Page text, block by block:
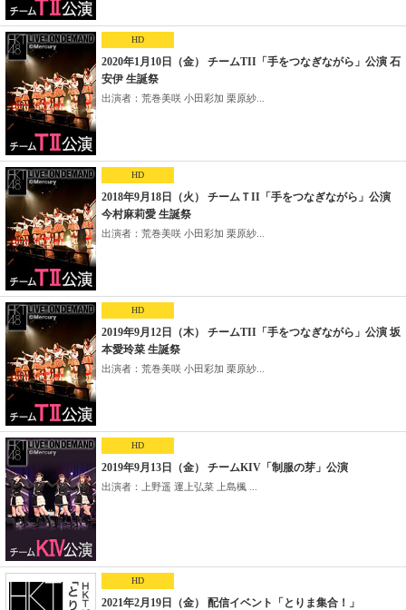
HD
2020年1月10日（金） チームTII「手をつなぎながら」公演 石
安伊 生誕祭
出演者：荒巻美咲 小田彩加 栗原紗...
HD
2018年9月18日（火） チームＴII「手をつなぎながら」公演
今村麻莉愛 生誕祭
出演者：荒巻美咲 小田彩加 栗原紗...
HD
2019年9月12日（木） チームTII「手をつなぎながら」公演 坂
本愛玲菜 生誕祭
出演者：荒巻美咲 小田彩加 栗原紗...
HD
2019年9月13日（金） チームKIV「制服の芽」公演
出演者：上野遥 運上弘菜 上島楓 ...
HD
2021年2月19日（金） 配信イベント「とりま集合！」